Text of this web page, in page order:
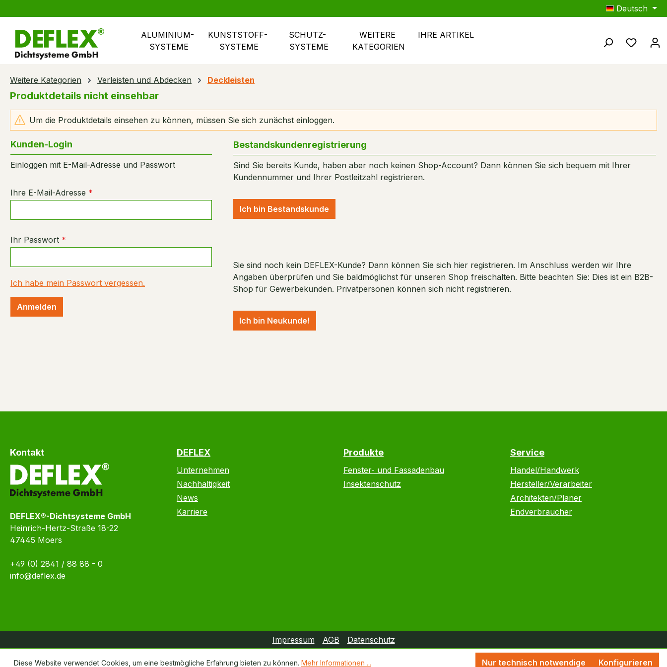
Deutsch
ALUMINIUM-
SYSTEME
KUNSTSTOFF-
SYSTEME
SCHUTZ-
SYSTEME
WEITERE
KATEGORIEN
IHRE ARTIKEL
Du
Weitere Kategorien Verleisten und Abdecken Deckleisten
Produktdetails nicht einsehbar
Um die Produktdetails einsehen zu können, müssen Sie sich zunächst einloggen.
Kunden-Login
Einloggen mit E-Mail-Adresse und Passwort
Ihre E-Mail-Adresse *
Ihr Passwort *
Ich habe mein Passwort vergessen.
Anmelden
Bestandskundenregistrierung
Sind Sie bereits Kunde, haben aber noch keinen Shop-Account? Dann können Sie sich bequem mit Ihrer
Kundennummer und Ihrer Postleitzahl registrieren.
Ich bin Bestandskunde
Sie sind noch kein DEFLEX-Kunde? Dann können Sie sich hier registrieren. Im Anschluss werden wir Ihre
Angaben überprüfen und Sie baldmöglichst für unseren Shop freischalten. Bitte beachten Sie: Dies ist ein B2B-
Shop für Gewerbekunden. Privatpersonen können sich nicht registrieren.
Ich bin Neukunde!
Kontakt
DEFLEX®-Dichtsysteme GmbH
Heinrich-Hertz-Straße 18-22
47445 Moers
+49 (0) 2841 / 88 88 - 0
info@deflex.de
DEFLEX
Unternehmen
Nachhaltigkeit
News
Karriere
Produkte
Fenster- und Fassadenbau
Insektenschutz
Service
Handel/Handwerk
Hersteller/Verarbeiter
Architekten/Planer
Endverbraucher
Impressum AGB Datenschutz
Diese Website verwendet Cookies, um eine bestmögliche Erfahrung bieten zu können. Mehr Informationen ... Nur technisch notwendige Konfigurieren